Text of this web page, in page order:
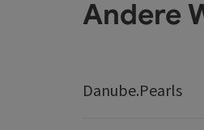
Andere
Danube.Pearls